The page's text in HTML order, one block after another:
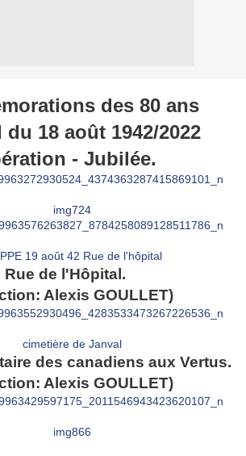
des 80 ans
du 18 août 1942/2022
- Jubilée.
Rue de l'Hôpital.
Alexis GOULLET)
des canadiens aux Vertus.
Alexis GOULLET)